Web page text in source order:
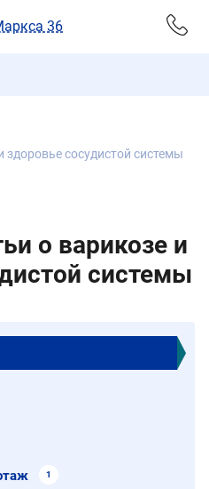
36
здоровье сосудистой системы
о варикозе и
системы
1